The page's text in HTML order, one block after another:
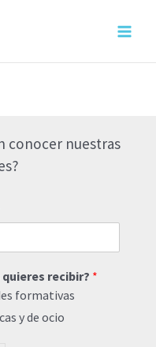
Main
conocer nuestras
recibir? *
formativas
y de ocio